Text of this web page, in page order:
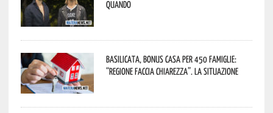
quando
Basilicata, Bonus casa per 450 famiglie:
“Regione faccia chiarezza”. La situazione